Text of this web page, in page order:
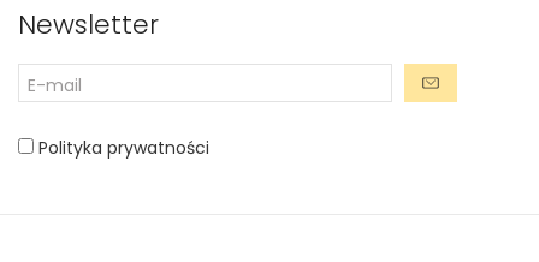
Newsletter
Polityka prywatności